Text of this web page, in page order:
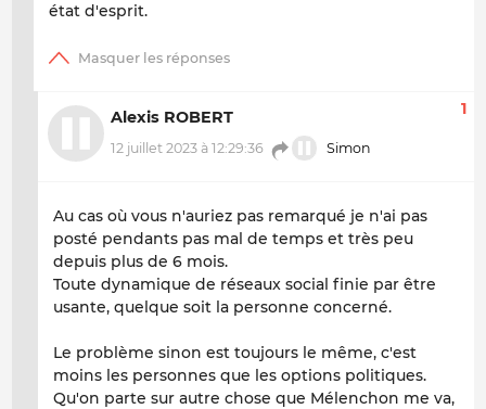
état d'esprit.
Alexis ROBERT
12 juillet 2023 à 12:29:36 Simon
1
Au cas où vous n'auriez pas remarqué je n'ai pas
posté pendants pas mal de temps et très peu
depuis plus de 6 mois.
Toute dynamique de réseaux social finie par être
usante, quelque soit la personne concerné.
Le problème sinon est toujours le même, c'est
moins les personnes que les options politiques.
Qu'on parte sur autre chose que Mélenchon me va,